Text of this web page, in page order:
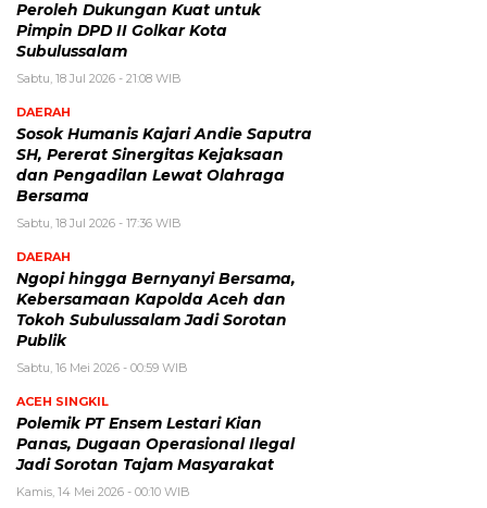
Peroleh Dukungan Kuat untuk
Pimpin DPD II Golkar Kota
Subulussalam
Sabtu, 18 Jul 2026 - 21:08 WIB
DAERAH
Sosok Humanis Kajari Andie Saputra
SH, Pererat Sinergitas Kejaksaan
dan Pengadilan Lewat Olahraga
Bersama
Sabtu, 18 Jul 2026 - 17:36 WIB
DAERAH
Ngopi hingga Bernyanyi Bersama,
Kebersamaan Kapolda Aceh dan
Tokoh Subulussalam Jadi Sorotan
Publik
Sabtu, 16 Mei 2026 - 00:59 WIB
ACEH SINGKIL
Polemik PT Ensem Lestari Kian
Panas, Dugaan Operasional Ilegal
Jadi Sorotan Tajam Masyarakat
Kamis, 14 Mei 2026 - 00:10 WIB